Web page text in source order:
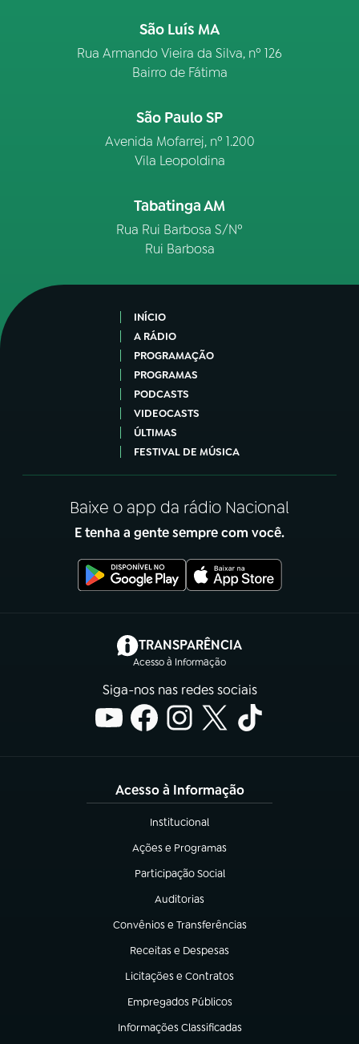
São Luís MA
Rua Armando Vieira da Silva, nº 126
Bairro de Fátima
São Paulo SP
Avenida Mofarrej, nº 1.200
Vila Leopoldina
Tabatinga AM
Rua Rui Barbosa S/Nº
Rui Barbosa
INÍCIO
A RÁDIO
PROGRAMAÇÃO
PROGRAMAS
PODCASTS
VIDEOCASTS
ÚLTIMAS
FESTIVAL DE MÚSICA
Baixe o app da rádio Nacional
E tenha a gente sempre com você.
TRANSPARÊNCIA
Acesso à Informação
(abre em nova aba)
Siga-nos nas redes sociais
Acesso à Informação
Institucional
(abre em nova aba)
Ações e Programas
(abre em nova aba)
Participação Social
(abre em nova aba)
Auditorias
(abre em nova aba)
Convênios e Transferências
(abre em nova aba)
Receitas e Despesas
(abre em nova aba)
Licitações e Contratos
(abre em nova aba)
Empregados Públicos
(abre em nova aba)
Informações Classificadas
(abre em nova aba)